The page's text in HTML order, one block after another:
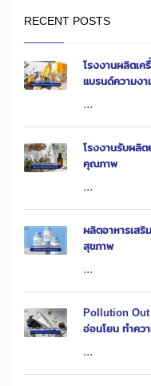
RECENT POSTS
โรงงานผลิตเค
แบรนด์ความงา
...
โรงงานรับผลิ
คุณภาพ
...
ผลิตอาหารเสริ
สุขภาพ
...
Pollution Out
อ่อนโยน ทำคว
...